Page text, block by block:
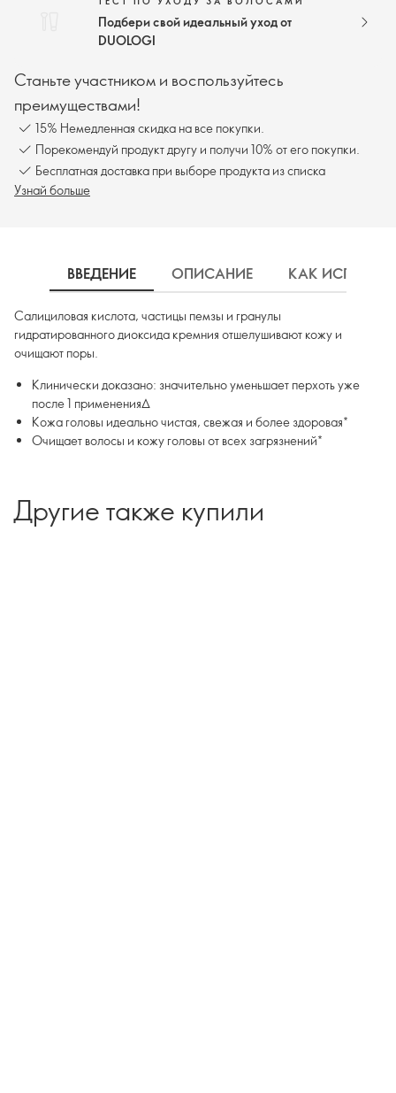
Подбери свой идеальный уход от
DUOLOGI
Станьте участником и воспользуйтесь
преимуществами!
15% Немедленная скидка на все покупки.
Порекомендуй продукт другу и получи 10% от его покупки.
Бесплатная доставка при выборе продукта из списка
Узнай больше
ВВЕДЕНИЕ ОПИСАНИЕ КАК
Салициловая кислота, частицы пемзы и гранулы
гидратированного диоксида кремния отшелушивают кожу и
очищают поры.
Клинически доказано: значительно уменьшает перхоть уже
после 1 применения∆
Кожа головы идеально чистая, свежая и более здоровая*
Очищает волосы и кожу головы от всех загрязнений*
Другие также купили